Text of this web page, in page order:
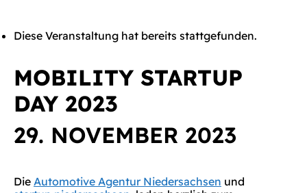
Diese Veranstaltung hat bereits stattgefunden.
MOBILITY STARTUP
DAY 2023
29. NOVEMBER 2023
Die Automotive Agentur Niedersachsen und